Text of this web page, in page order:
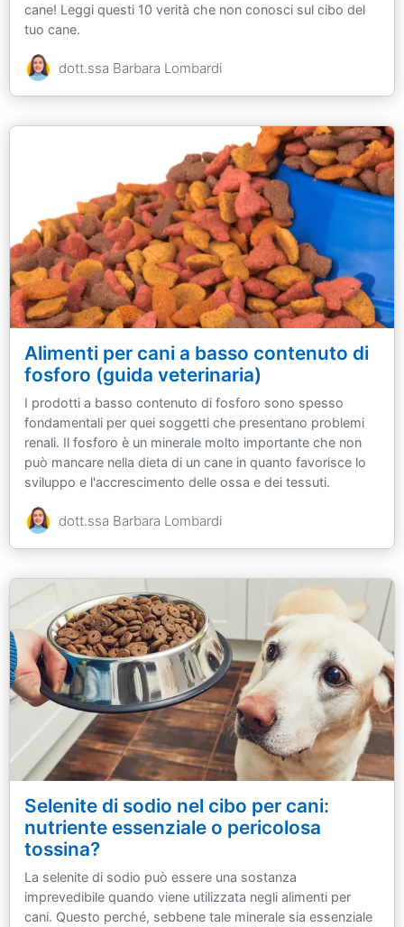
cane! Leggi questi 10 verità che non conosci sul cibo del
tuo cane.
dott.ssa Barbara Lombardi
Alimenti per cani a basso contenuto di
fosforo (guida veterinaria)
I prodotti a basso contenuto di fosforo sono spesso
fondamentali per quei soggetti che presentano problemi
renali. Il fosforo è un minerale molto importante che non
può mancare nella dieta di un cane in quanto favorisce lo
sviluppo e l'accrescimento delle ossa e dei tessuti.
dott.ssa Barbara Lombardi
Selenite di sodio nel cibo per cani:
nutriente essenziale o pericolosa
tossina?
La selenite di sodio può essere una sostanza
imprevedibile quando viene utilizzata negli alimenti per
cani. Questo perché, sebbene tale minerale sia essenziale